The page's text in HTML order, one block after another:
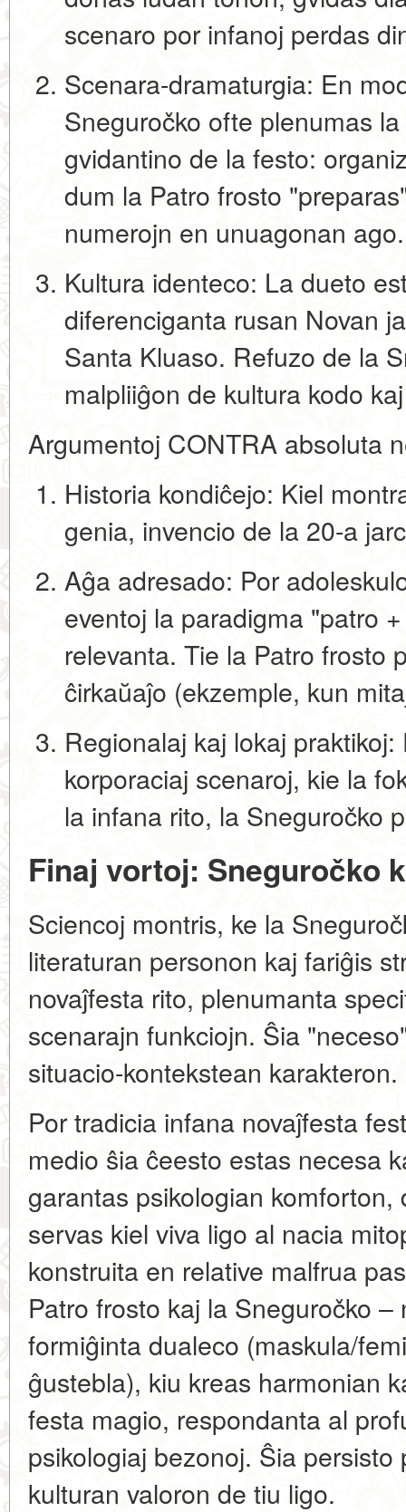
scenaro por infanoj perdas
Scenara-dramaturgia: En
Sneguročko ofte plenumas
gvidantino de la festo:
dum la Patro frosto
numerojn en unuagonan ago.
Kultura identeco: La dueto
diferenciganta rusan Novan
Santa Kluaso. Refuzo de la
malpliiĝon de kultura kodo
Argumentoj CONTRA absoluta
Historia kondiĉejo: Kiel
genia, invencio de la 20-a
Aĝa adresado: Por
eventoj la paradigma "patro
relevanta. Tie la Patro frosto
ĉirkaŭaĵo (ekzemple, kun
Regionalaj kaj lokaj praktikoj:
korporaciaj scenaroj, kie la
la infana rito, la Sneguročko
Finaj vortoj: Sneguročko
Sciencoj montris, ke la
literaturan personon kaj fariĝis
novaĵfesta rito, plenumanta
scenarajn funkciojn. Ŝia
situacio-kontekstean karakteron.
Por tradicia infana novaĵfesta
medio ŝia ĉeesto estas necesa
garantas psikologian
servas kiel viva ligo al nacia
konstruita en relative malfrua
Patro frosto kaj la Sneguročko
formiĝintadualeco (maskula/
ĝustebla), kiu kreas harmonian
festa magio, respondanta al
psikologiaj bezonoj. Ŝia
kulturan valoron de tiu ligo.